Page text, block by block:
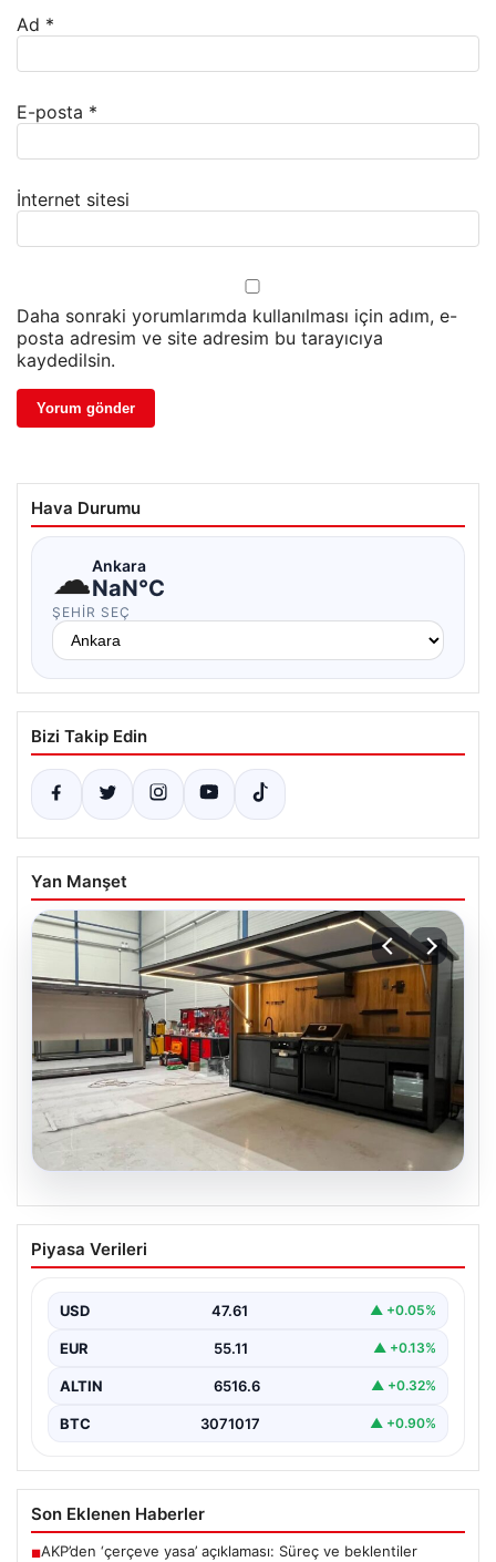
Ad *
E-posta *
İnternet sitesi
Daha sonraki yorumlarımda kullanılması için adım, e-
posta adresim ve site adresim bu tarayıcıya
kaydedilsin.
Hava Durumu
☁Ankara
NaN°C
ŞEHIR SEÇ
Bizi Takip Edin
Yan Manşet
Açık Alan Mimarisinde Konfor ve bahçe
mutfağı Çözümleri
köşelerinden parçası gelmiştir. Doğayla uyumlu…
Piyasa Verileri
USD 47.61 ▲ +0.05%
EUR 55.11 ▲ +0.13%
ALTIN 6516.6 ▲ +0.32%
BTC 3071017 ▲ +0.90%
Son Eklenen Haberler
■AKP’den ‘çerçeve yasa’ açıklaması: Süreç ve beklentiler